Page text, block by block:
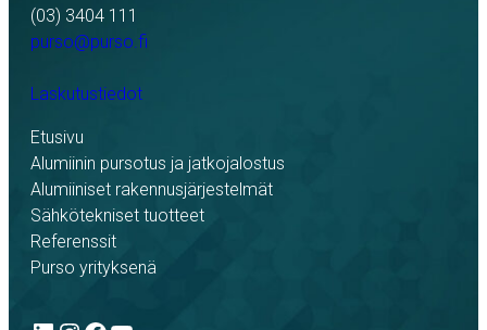
(03) 3404 111
purso@purso.fi
Laskutustiedot
Etusivu
Alumiinin pursotus ja jatkojalostus
Alumiiniset rakennusjärjestelmät
Sähkötekniset tuotteet
Referenssit
Purso yrityksenä